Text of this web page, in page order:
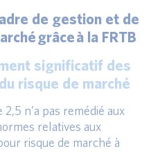
de gestion et de
grâce à la FRTB
significatif des
risque de marché
n’a pas remédié aux
relatives aux
risque de marché à